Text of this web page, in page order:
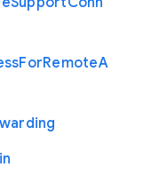
ForRemoteA